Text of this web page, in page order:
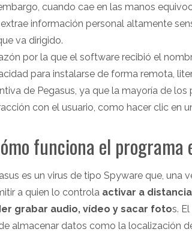
cuando cae en las manos
información personal altamente
va dirigido.
por la que el software recibió el
para instalarse de forma remota,
de Pegasus, ya que la mayoría de
con el usuario, como hacer clic en
funciona el programa
es un virus de tipo Spyware que, una
a quien lo controla activar a
grabar audio, vídeo y sacar fotos.
almacenar datos como la localización